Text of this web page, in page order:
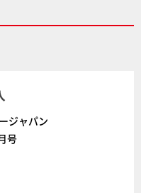
など最新メカアイテム展示
ジャパン
号